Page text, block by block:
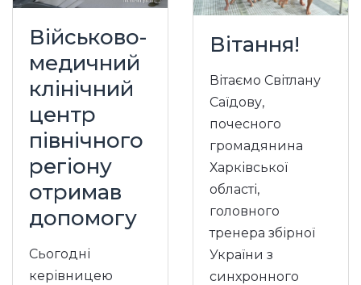
Військово-
медичний
клінічний
центр
північного
регіону
отримав
допомогу
Сьогодні
керівницею
Вітання!
Вітаємо Світлану
Саїдову,
почесного
громадянина
Харківської
області,
головного
тренера збірної
України з
синхронного